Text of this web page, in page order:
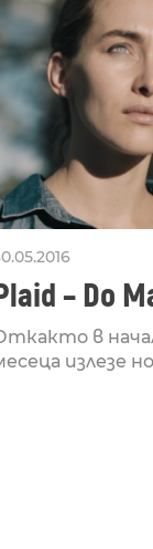
– Do
в
излезе